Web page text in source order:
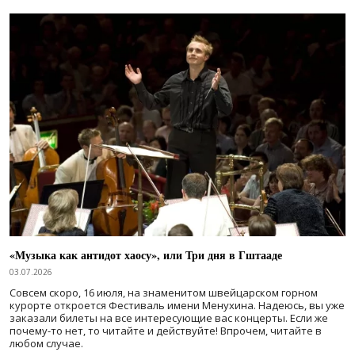
«Музыка как антидот хаосу», или Три дня в Гштааде
03.07.2026
Совсем скоро, 16 июля, на знаменитом швейцарском горном
курорте откроется Фестиваль имени Менухина. Надеюсь, вы уже
заказали билеты на все интересующие вас концерты. Если же
почему-то нет, то читайте и действуйте! Впрочем, читайте в
любом случае.